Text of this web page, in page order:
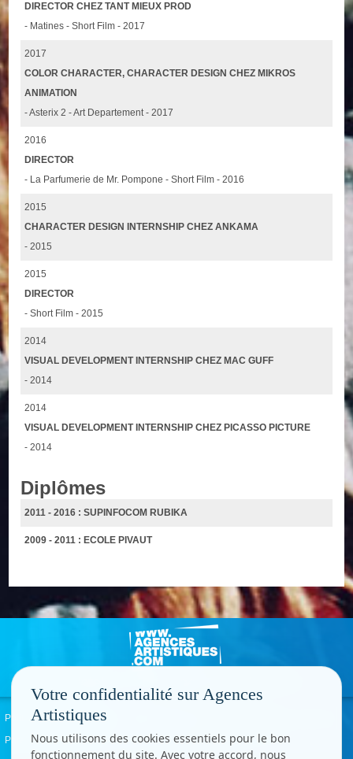
DIRECTOR CHEZ TANT MIEUX PROD
- Matines - Short Film - 2017
2017
COLOR CHARACTER, CHARACTER DESIGN CHEZ MIKROS
ANIMATION
- Asterix 2 - Art Departement - 2017
2016
DIRECTOR
- La Parfumerie de Mr. Pompone - Short Film - 2016
2015
CHARACTER DESIGN INTERNSHIP CHEZ ANKAMA
- 2015
2015
DIRECTOR
- Short Film - 2015
2014
VISUAL DEVELOPMENT INTERNSHIP CHEZ MAC GUFF
- 2014
2014
VISUAL DEVELOPMENT INTERNSHIP CHEZ PICASSO PICTURE
- 2014
Diplômes
2011 - 2016 : SUPINFOCOM RUBIKA
2009 - 2011 : ECOLE PIVAUT
Politique de confidentialité
Paramètres cookies
Votre confidentialité sur Agences
Artistiques
Nous utilisons des cookies essentiels pour le bon
fonctionnement du site. Avec votre accord, nous